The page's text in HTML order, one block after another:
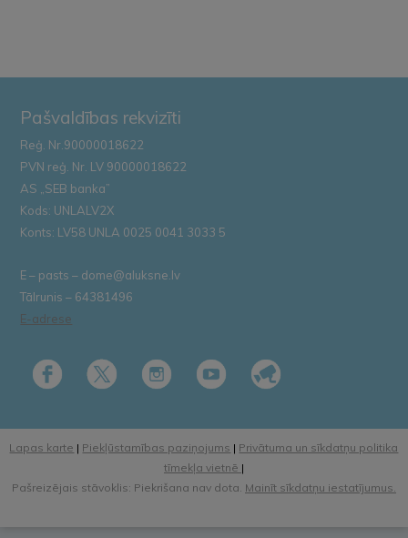
Pašvaldības rekvizīti
Reģ. Nr.90000018622
PVN reģ. Nr. LV 90000018622
AS „SEB banka”
Kods: UNLALV2X
Konts: LV58 UNLA 0025 0041 3033 5
E – pasts – dome@aluksne.lv
Tālrunis – 64381496
E-adrese
Lapas karte | Piekļūstamības paziņojums | Privātuma un sīkdatņu politika
tīmekļa vietnē |
Pašreizējais stāvoklis: Piekrišana nav dota. Mainīt sīkdatņu iestatījumus.